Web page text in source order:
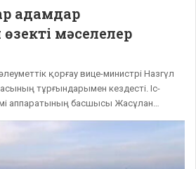
адамдар
мәселелер
қорғау вице-министрі Назгүл
тұрғындарымен кездесті. Іс-
аппаратының басшысы Жасұлан…